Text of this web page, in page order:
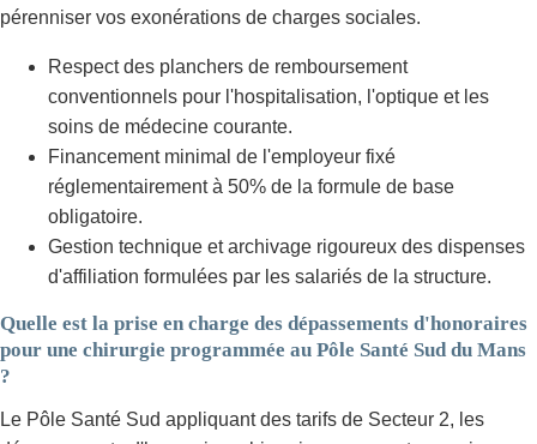
pérenniser vos exonérations de charges sociales.
Respect des planchers de remboursement
conventionnels pour l'hospitalisation, l'optique et les
soins de médecine courante.
Financement minimal de l'employeur fixé
réglementairement à 50% de la formule de base
obligatoire.
Gestion technique et archivage rigoureux des dispenses
d'affiliation formulées par les salariés de la structure.
Quelle est la prise en charge des dépassements d'honoraires
pour une chirurgie programmée au Pôle Santé Sud du Mans
?
Le Pôle Santé Sud appliquant des tarifs de Secteur 2, les